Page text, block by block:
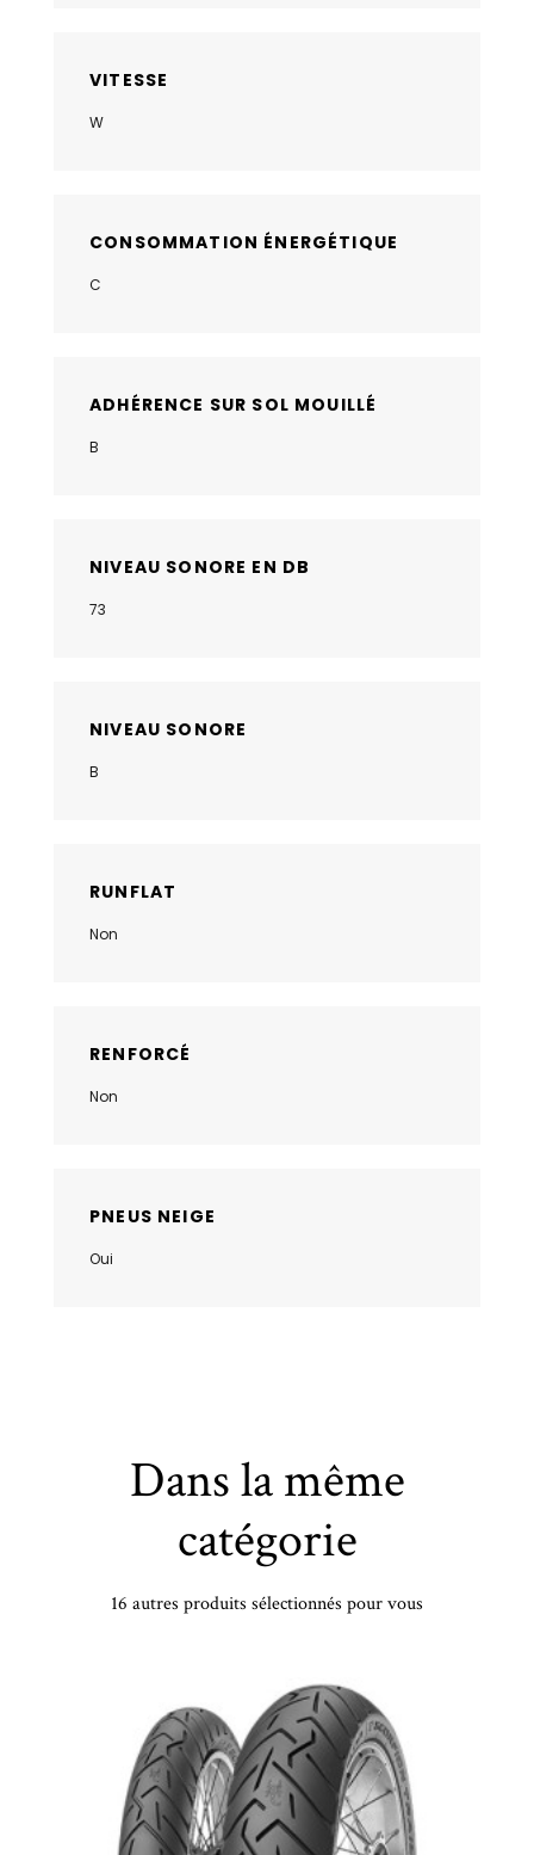
VITESSE
W
CONSOMMATION ÉNERGÉTIQUE
C
ADHÉRENCE SUR SOL MOUILLÉ
B
NIVEAU SONORE EN DB
73
NIVEAU SONORE
B
RUNFLAT
Non
RENFORCÉ
Non
PNEUS NEIGE
Oui
Dans la même
catégorie
16 autres produits sélectionnés pour vous